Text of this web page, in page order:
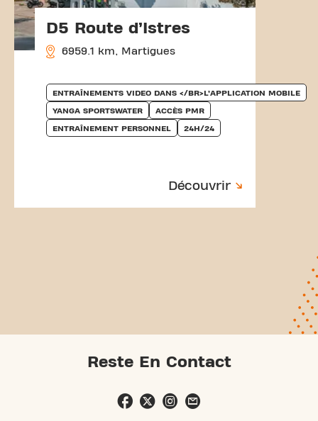
D5 Route d’Istres
6959.1 km, Martigues
ENTRAÎNEMENTS VIDEO DANS </BR>L’APPLICATION MOBILE
YANGA SPORTSWATER ACCÈS PMR
ENTRAÎNEMENT PERSONNEL 24H/24
Découvrir
Reste En Contact